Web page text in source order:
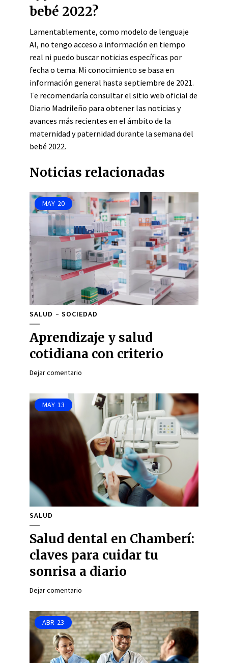
bebé 2022?
Lamentablemente, como modelo de lenguaje
AI, no tengo acceso a información en tiempo
real ni puedo buscar noticias específicas por
fecha o tema. Mi conocimiento se basa en
información general hasta septiembre de 2021.
Te recomendaría consultar el sitio web oficial de
Diario Madrileño para obtener las noticias y
avances más recientes en el ámbito de la
maternidad y paternidad durante la semana del
bebé 2022.
Noticias relacionadas
MAY 20
SALUD SOCIEDAD
Aprendizaje y salud
cotidiana con criterio
Dejar comentario
MAY 13
SALUD
Salud dental en Chamberí:
claves para cuidar tu
sonrisa a diario
Dejar comentario
ABR 23